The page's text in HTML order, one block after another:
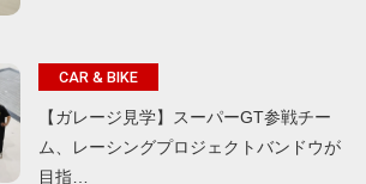
CAR & BIKE
【ガレージ見学】スーパーGT参戦チー
ム、レーシングプロジェクトバンドウが
目指…